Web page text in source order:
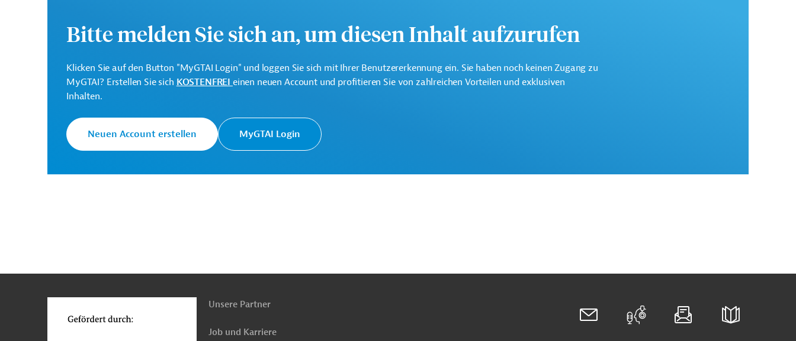
Bitte melden Sie sich an, um diesen Inhalt aufzurufen
Klicken Sie auf den Button "MyGTAI Login" und loggen Sie sich mit Ihrer Benutzererkennung ein. Sie haben noch keinen Zugang zu
MyGTAI? Erstellen Sie sich KOSTENFREI einen neuen Account und profitieren Sie von zahlreichen Vorteilen und exklusiven
Inhalten.
Neuen Account erstellen MyGTAI Login
oben
Unsere Partner
Job und Karriere